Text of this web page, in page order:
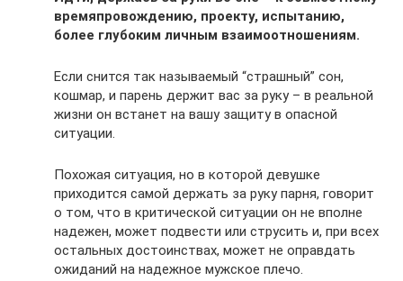
времяпровождению, проекту, испытанию,
более глубоким личным взаимоотношениям.
Если снится так называемый “страшный” сон,
кошмар, и парень держит вас за руку – в реальной
жизни он встанет на вашу защиту в опасной
ситуации.
Похожая ситуация, но в которой девушке
приходится самой держать за руку парня, говорит
о том, что в критической ситуации он не вполне
надежен, может подвести или струсить и, при всех
остальных достоинствах, может не оправдать
ожиданий на надежное мужское плечо.